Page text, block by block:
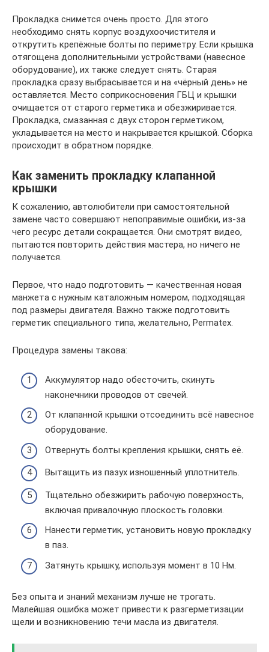
Прокладка снимется очень просто. Для этого
необходимо снять корпус воздухоочистителя и
открутить крепёжные болты по периметру. Если крышка
отягощена дополнительными устройствами (навесное
оборудование), их также следует снять. Старая
прокладка сразу выбрасывается и на «чёрный день» не
оставляется. Место соприкосновения ГБЦ и крышки
очищается от старого герметика и обезжиривается.
Прокладка, смазанная с двух сторон герметиком,
укладывается на место и накрывается крышкой. Сборка
происходит в обратном порядке.
Как заменить прокладку клапанной
крышки
К сожалению, автолюбители при самостоятельной
замене часто совершают непоправимые ошибки, из‐за
чего ресурс детали сокращается. Они смотрят видео,
пытаются повторить действия мастера, но ничего не
получается.
Первое, что надо подготовить — качественная новая
манжета с нужным каталожным номером, подходящая
под размеры двигателя. Важно также подготовить
герметик специального типа, желательно, Permatex.
Процедура замены такова:
Аккумулятор надо обесточить, скинуть
наконечники проводов от свечей.
От клапанной крышки отсоединить всё навесное
оборудование.
Отвернуть болты крепления крышки, снять её.
Вытащить из пазух изношенный уплотнитель.
Тщательно обезжирить рабочую поверхность,
включая привалочную плоскость головки.
Нанести герметик, установить новую прокладку
в паз.
Затянуть крышку, используя момент в 10 Нм.
Без опыта и знаний механизм лучше не трогать.
Малейшая ошибка может привести к разгерметизации
щели и возникновению течи масла из двигателя.